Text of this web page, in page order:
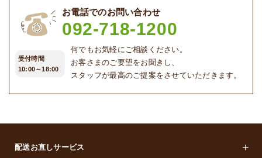
お電話でのお問い合わせ
092-718-1200
受付時間
10:00～18:00
何でもお気軽にご相談ください。
お客さまのご要望をお聞きし、
スタッフが最高のご提案をさせていただきます。
配送お直しサービス